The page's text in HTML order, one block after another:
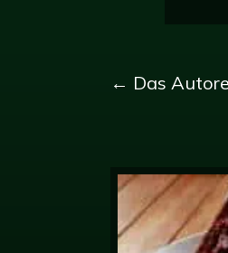
Posts
← Das